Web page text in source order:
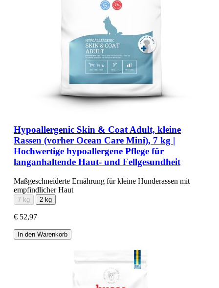
Hypoallergenic Skin & Coat Adult, kleine
Rassen (vorher Ocean Care Mini), 7 kg |
Hochwertige hypoallergene Pflege für
langanhaltende Haut- und Fellgesundheit
Maßgeschneiderte Ernährung für kleine Hunderassen mit
empfindlicher Haut
7 kg 2 kg
€ 52,97
In den Warenkorb